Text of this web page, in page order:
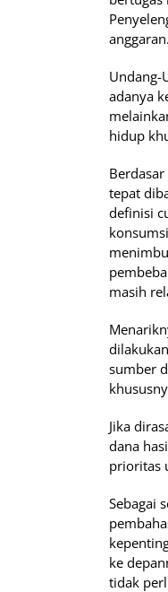
anggaran.
Undang-
adanya
hidup
tepat
definisi
masih
sumber
Jika
dana
prioritas
Sebagai
ke
tidak